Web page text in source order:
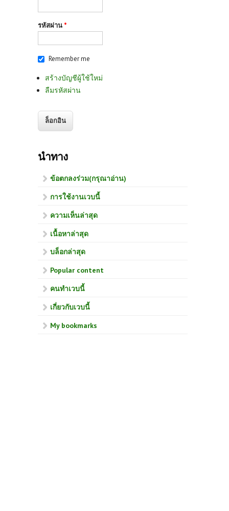
รหัสผ่าน *
Remember me
สร้างบัญชีผู้ใช้ใหม่
ลืมรหัสผ่าน
นำทาง
ข้อตกลงร่วม(กรุณาอ่าน)
การใช้งานเวบนี้
ความเห็นล่าสุด
เนื้อหาล่าสุด
บล็อกล่าสุด
Popular content
คนทำเวบนี้
เกี่ยวกับเวบนี้
My bookmarks